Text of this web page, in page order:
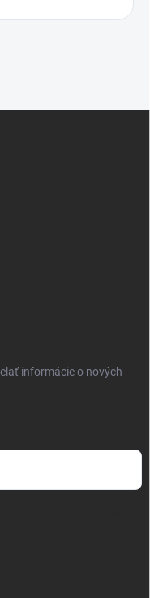
informácie o nových